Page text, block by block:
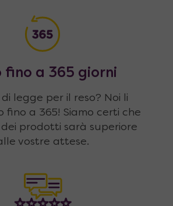
fino a 365 giorni
di legge per il reso? Noi li
fino a 365! Siamo certi che
prodotti sarà superiore
vostre attese.